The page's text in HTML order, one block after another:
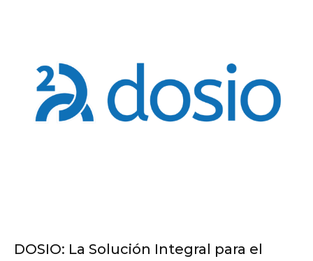
DOSIO: La Solución Integral para el